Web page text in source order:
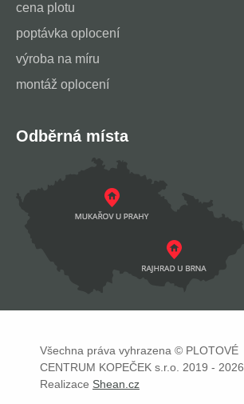
cena plotu
poptávka oplocení
výroba na míru
montáž oplocení
Odběrná místa
Všechna práva vyhrazena © PLOTOVÉ
CENTRUM KOPEČEK s.r.o. 2019 - 2026,
Realizace Shean.cz